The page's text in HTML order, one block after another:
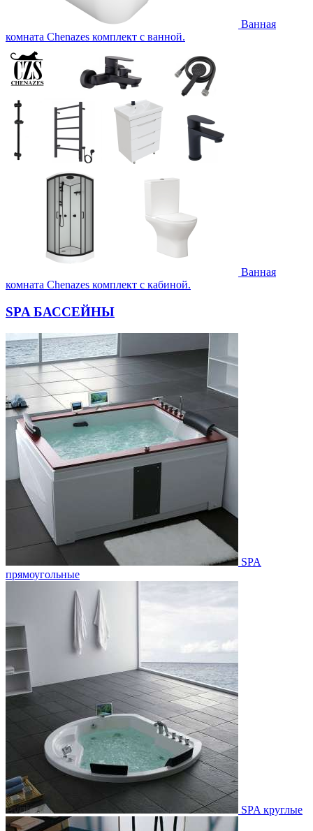
Ванная
комната Chenazes комплект с ванной.
Ванная
комната Chenazes комплект с кабиной.
SPA БАССЕЙНЫ
SPA
прямоугольные
SPA круглые